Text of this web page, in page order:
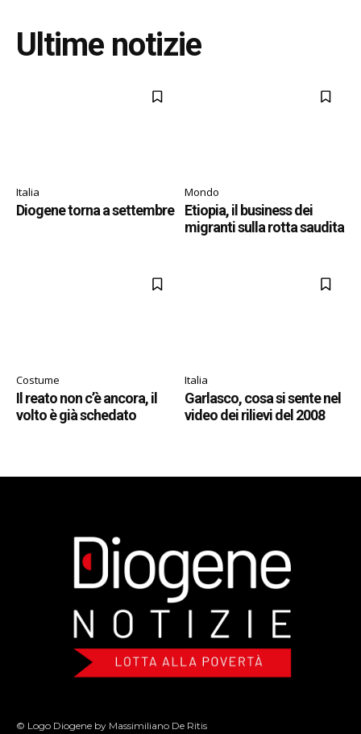
Ultime notizie
Italia
Diogene torna a settembre
Mondo
Etiopia, il business dei
migranti sulla rotta saudita
Costume
Il reato non c’è ancora, il
volto è già schedato
Italia
Garlasco, cosa si sente nel
video dei rilievi del 2008
© Logo Diogene by Massimiliano De Ritis